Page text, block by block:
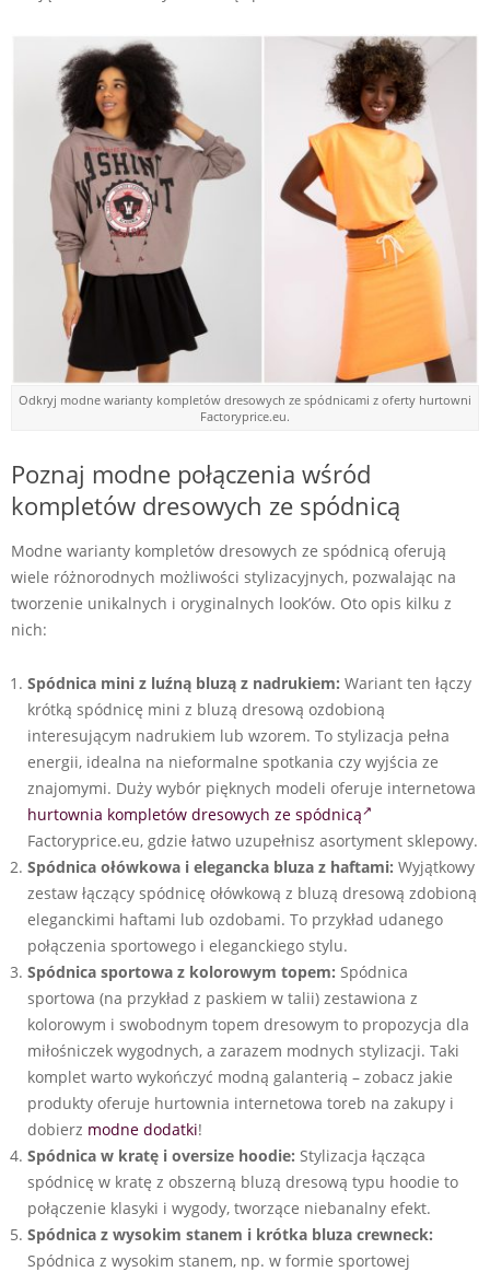
Odkryj modne warianty kompletów dresowych ze spódnicami z oferty hurtowni
Factoryprice.eu.
Poznaj modne połączenia wśród
kompletów dresowych ze spódnicą
Modne warianty kompletów dresowych ze spódnicą oferują
wiele różnorodnych możliwości stylizacyjnych, pozwalając na
tworzenie unikalnych i oryginalnych look’ów. Oto opis kilku z
nich:
Spódnica mini z luźną bluzą z nadrukiem: Wariant ten łączy
krótką spódnicę mini z bluzą dresową ozdobioną
interesującym nadrukiem lub wzorem. To stylizacja pełna
energii, idealna na nieformalne spotkania czy wyjścia ze
znajomymi. Duży wybór pięknych modeli oferuje internetowa
hurtownia kompletów dresowych ze spódnicą
Factoryprice.eu, gdzie łatwo uzupełnisz asortyment sklepowy.
Spódnica ołówkowa i elegancka bluza z haftami: Wyjątkowy
zestaw łączący spódnicę ołówkową z bluzą dresową zdobioną
eleganckimi haftami lub ozdobami. To przykład udanego
połączenia sportowego i eleganckiego stylu.
Spódnica sportowa z kolorowym topem: Spódnica
sportowa (na przykład z paskiem w talii) zestawiona z
kolorowym i swobodnym topem dresowym to propozycja dla
miłośniczek wygodnych, a zarazem modnych stylizacji. Taki
komplet warto wykończyć modną galanterią – zobacz jakie
produkty oferuje hurtownia internetowa toreb na zakupy i
dobierz modne dodatki!
Spódnica w kratę i oversize hoodie: Stylizacja łącząca
spódnicę w kratę z obszerną bluzą dresową typu hoodie to
połączenie klasyki i wygody, tworzące niebanalny efekt.
Spódnica z wysokim stanem i krótka bluza crewneck:
Spódnica z wysokim stanem, np. w formie sportowej